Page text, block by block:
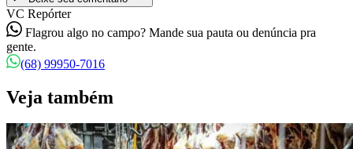
VC Repórter
Flagrou algo no campo? Mande sua pauta ou denúncia pra
gente.
(68) 99950-7016
Veja também